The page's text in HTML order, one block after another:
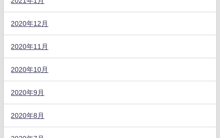
2020年12月
2020年11月
2020年10月
2020年9月
2020年8月